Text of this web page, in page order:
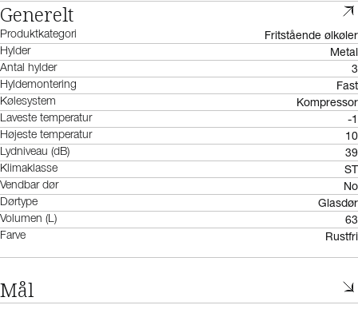
Generelt
Produktkategori Fritstående ølkøler
Hylder Metal
Antal hylder 3
Hyldemontering Fast
Kølesystem Kompressor
Laveste temperatur -1
Højeste temperatur 10
Lydniveau (dB) 39
Klimaklasse ST
Vendbar dør No
Dørtype Glasdør
Volumen (L) 63
Farve Rustfri
Mål